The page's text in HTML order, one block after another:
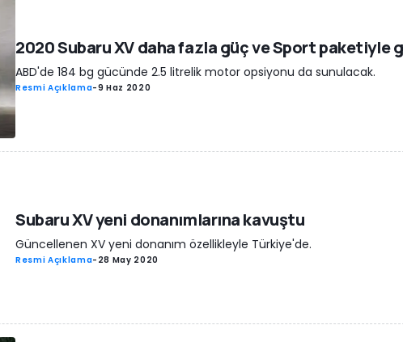
2020 Subaru XV daha fazla güç ve Sport paketiyle
ABD'de 184 bg gücünde 2.5 litrelik motor opsiyonu da sunulacak.
Resmi Açıklama-9 Haz 2020
Subaru XV yeni donanımlarına kavuştu
Güncellenen XV yeni donanım özellikleyle Türkiye'de.
Resmi Açıklama- 28 May 2020